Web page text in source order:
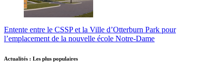
Entente entre le CSSP et la Ville d’Otterburn Park pour
l’emplacement de la nouvelle école Notre-Dame
Actualités : Les plus populaires